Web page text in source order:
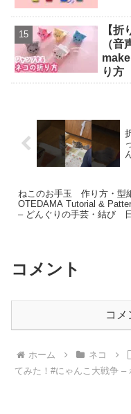
【
（
り方
ねこのお手玉 作り方・
OTEDAMA Tutorial &
– どんぐりの手芸・結び
コメント
コメ
ホーム ネコ
てみた！#にゃんこ大戦争 –